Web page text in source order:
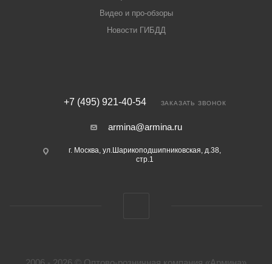
Видео и про-обзоры
Новости ГИБДД
+7 (495) 921-40-54 ЗАКАЗАТЬ ЗВОНОК
armina@armina.ru
г. Москва, ул.Шарикоподшипниковская, д.38,
стр.1